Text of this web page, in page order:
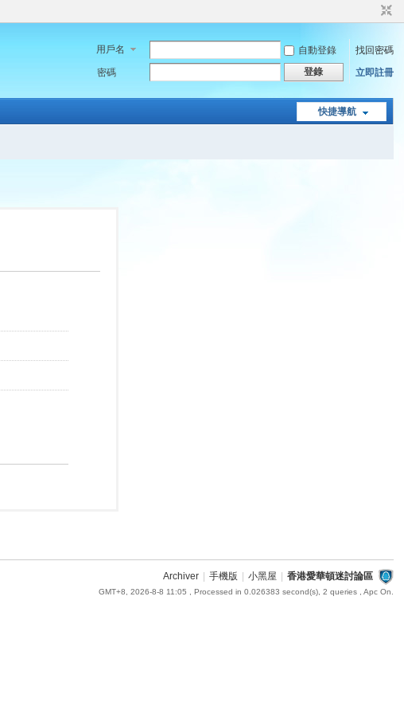
用戶名 自動登錄
找回密碼
密碼
登錄 立即註冊
快捷導航
Archiver 手機版 小黑屋 香港愛華頓迷討論區
GMT+8, 2026-8-8 11:05 , Processed in 0.026383 second(s), 2 queries , Apc On.